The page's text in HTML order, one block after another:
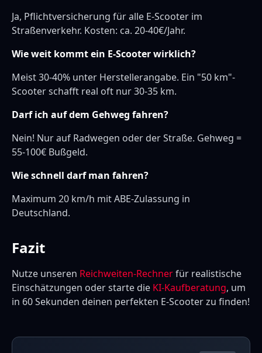
Ja, Pflichtversicherung für alle E-Scooter im
Straßenverkehr. Kosten: ca. 20-40€/Jahr.
Wie weit kommt ein E-Scooter wirklich?
Meist 30-40% unter Herstellerangabe. Ein "50 km"-
Scooter schafft real oft nur 30-35 km.
Darf ich auf dem Gehweg fahren?
Nein! Nur auf Radwegen oder der Straße. Gehweg =
55-100€ Bußgeld.
Wie schnell darf man fahren?
Maximum 20 km/h mit ABE-Zulassung in
Deutschland.
Fazit
Nutze unseren Reichweiten-Rechnerfür realistische
Einschätzungen oder starte die KI-Kaufberatung, um
in 60 Sekunden deinen perfekten E-Scooter zu finden!